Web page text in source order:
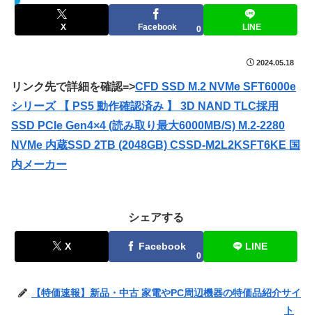
セールハンター 激安情報まとめサイト
X Facebook 0 LINE
2024.05.18
リンク先で詳細を確認=>CFD SSD M.2 NVMe SFT6000e
シリーズ 【 PS5 動作確認済み 】 3D NAND TLC採用
SSD PCIe Gen4×4 (読み取り最大6000MB/S) M.2-2280
NVMe 内蔵SSD 2TB (2048GB) CSSD-M2L2KSFT6KE 国
内メーカー
シェアする
X Facebook
0
LINE
【特価速報】新品・中古 家電やPC周辺機器の特価品紹介サイ
ト